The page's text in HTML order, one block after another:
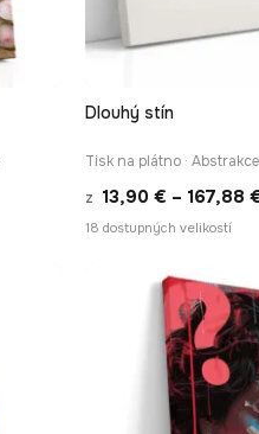
Dlouhý stín
Tisk na plátno · Abstrakce
z 13,90 € – 167,88
18 dostupných velikostí